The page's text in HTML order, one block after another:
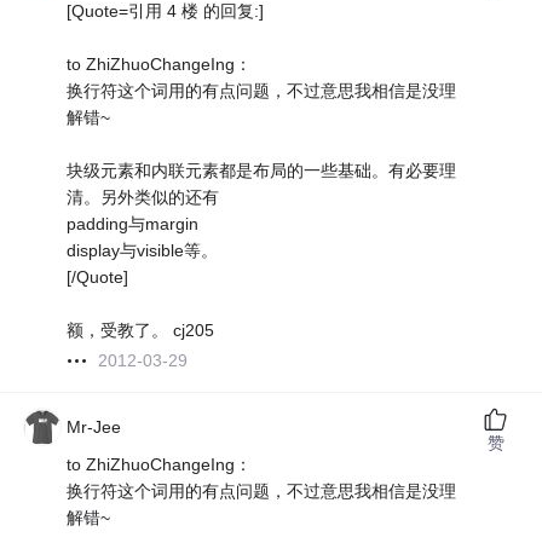
[Quote=引用 4 楼 的回复:]
to ZhiZhuoChangeIng：
换行符这个词用的有点问题，不过意思我相信是没理
解错~
块级元素和内联元素都是布局的一些基础。有必要理
清。另外类似的还有
padding与margin
display与visible等。
[/Quote]
额，受教了。 cj205
2012-03-29
Mr-Jee
to ZhiZhuoChangeIng：
换行符这个词用的有点问题，不过意思我相信是没理
解错~
赞